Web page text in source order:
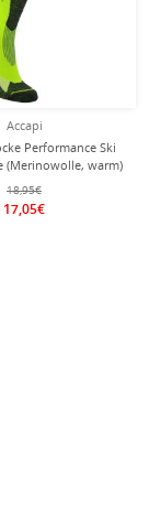
Accapi
Performance Ski
(Merinowolle, warm)
- 1 Paar
18,95€
17,05€